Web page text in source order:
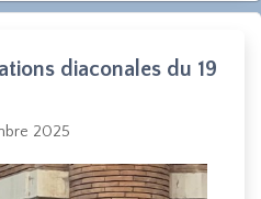
diaconales du 19
2025